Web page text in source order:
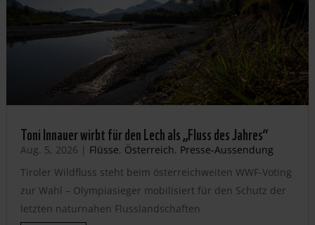
Toni Innauer wirbt für den Lech als „Fluss des Jahres“
Aug. 5, 2026 | Flüsse, Österreich, Presse-Aussendung
Tiroler Wildfluss steht beim österreichweiten WWF-Voting
zur Wahl – Olympiasieger mobilisiert für den Schutz der
letzten naturnahen Flusslandschaften